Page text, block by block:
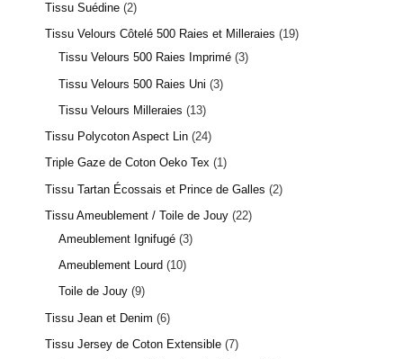
Tissu Suédine 2
Tissu Velours Côtelé 500 Raies et Milleraies
19
Tissu Velours 500 Raies Imprimé 3
Tissu Velours 500 Raies Uni 3
Tissu Velours Milleraies
13
Tissu Polycoton Aspect Lin 24
Triple Gaze de Coton Oeko Tex
1
Tissu Tartan Écossais et Prince de Galles
2
Tissu Ameublement / Toile de Jouy 22
Ameublement Ignifugé 3
Ameublement Lourd
10
Toile de Jouy 9
Tissu Jean et Denim 6
Tissu Jersey de Coton Extensible 7